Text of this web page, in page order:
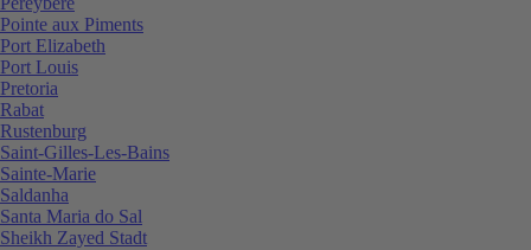
Pointe aux Piments
Port Elizabeth
Port Louis
Pretoria
Rabat
Rustenburg
Saint-Gilles-Les-Bains
Sainte-Marie
Saldanha
Santa Maria do Sal
Sheikh Zayed Stadt